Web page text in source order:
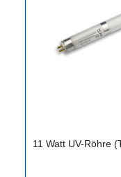
11 Watt UV-Röhre